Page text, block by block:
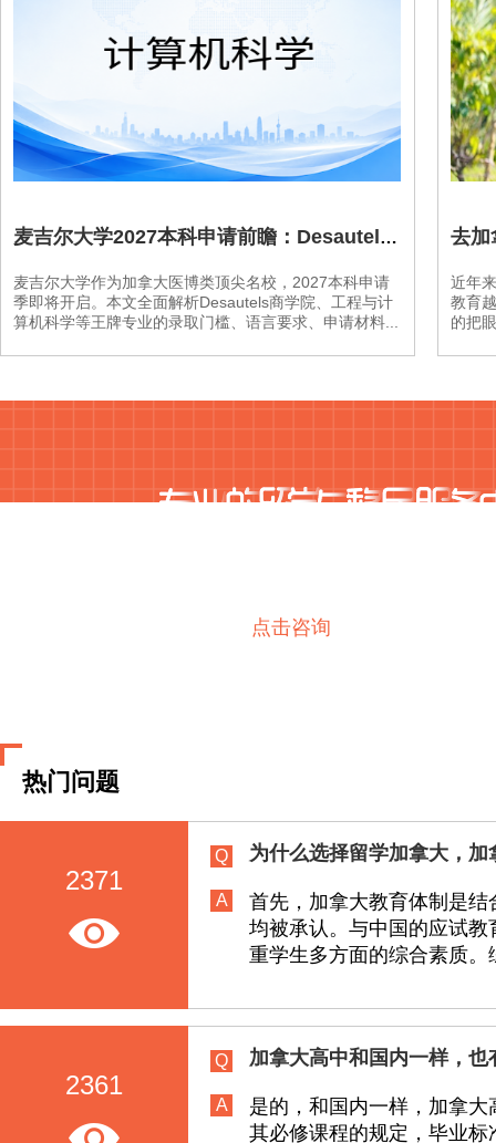
北大西洋学院
联邦学院
堪布莱恩学院
加拿大高贵林学院
德恒学院
艾米丽卡尔艺术与设计大学
菲莎国际学院
乔治亚学院
麦吉尔大学2027本科申请前瞻：Desautels商学院、工程与计算机科学优势专业、录取门槛与费用预算全解析
麦吉尔大学作为加拿大医博类顶尖名校，2027本科申请
季即将开启。本文全面解析Desautels商学院、工程与计
算机科学等王牌专业的录取门槛、语言要求、申请材料...
去加
近年
教育
的把
点击咨询
热门问题
2371
Q
A
为什么选择留学加拿大，
首先，加拿大教育体制是
均被承认。与中国的应试
重学生多方面的综合素质
2361
Q
A
加拿大高中和国内一样，
是的，和国内一样，加拿
其必修课程的规定，毕业